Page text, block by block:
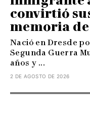
convirtió
memoria
Nació en Dresde
Segunda Guerra
años y ...
2 DE AGOSTO DE 2026